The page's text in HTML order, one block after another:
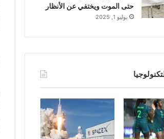
حتى الموت ويختفي عن الأنظار
يوليو 1, 2025